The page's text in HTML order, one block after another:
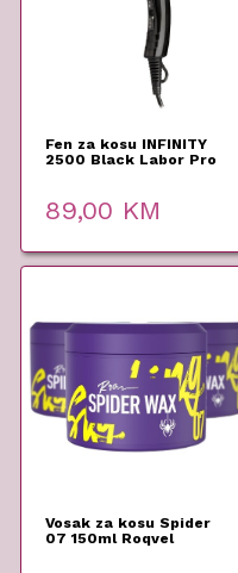
Fen za kosu INFINITY
2500 Black Labor Pro
89,00 KM
Vosak za kosu Spider
07 150ml Roqvel